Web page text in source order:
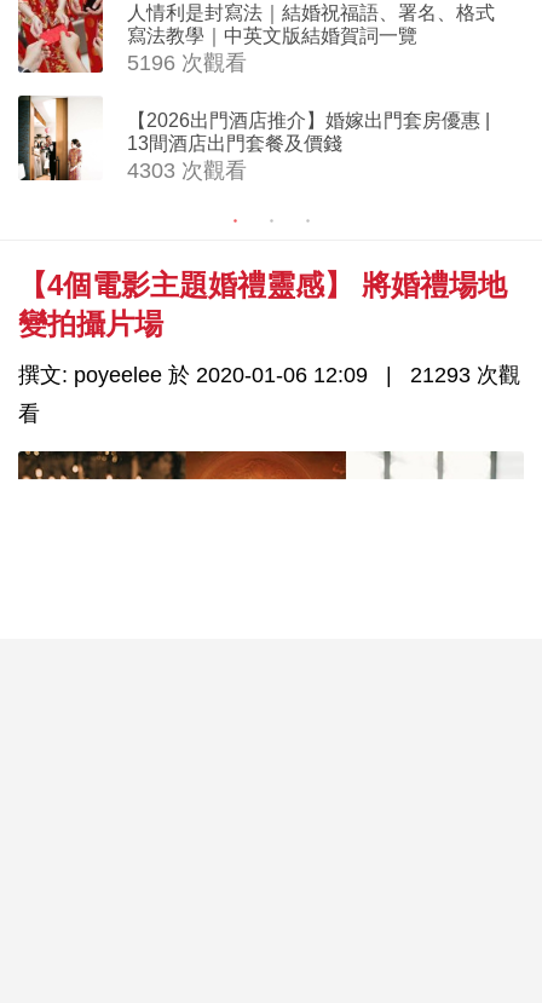
人情利是封寫法｜結婚祝福語、署名、格式
寫法教學｜中英文版結婚賀詞一覽
5196 次觀看
【2026出門酒店推介】婚嫁出門套房優惠 |
13間酒店出門套餐及價錢
4303 次觀看
【4個電影主題婚禮靈感】 將婚禮場地
變拍攝片場
撰文: poyeelee 於 2020-01-06 12:09
21293 次觀
看